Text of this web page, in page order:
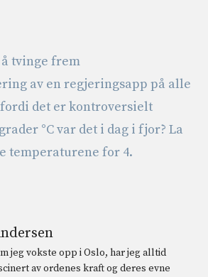
tvinge frem
av en regjeringsapp på alle
det er kontroversielt
°C var det i dag i fjor? La
temperaturene for 4.
jeg vokste opp i Oslo, har jeg alltid
av ordenes kraft og deres evne